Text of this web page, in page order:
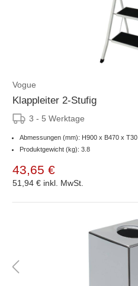
Vogue
Klappleiter 2-Stufig
3 - 5 Werktage
Abmessungen (mm): H900 x B470 x T30
Produktgewicht (kg): 3.8
43,65 €
51,94 € inkl. MwSt.